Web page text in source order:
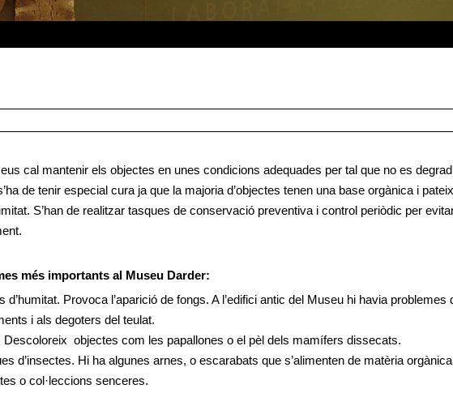
cal mantenir els objectes en unes condicions adequades per tal que no es
de tenir especial cura ja que la majoria d’objectes tenen una base orgànica i
S’han de realitzar tasques de conservació preventiva i control periòdic per
més importants al Museu Darder:
d’humitat. Provoca l’aparició de fongs. A l’edifici antic del Museu hi havia
i als degoters del teulat.
Descoloreix objectes com les papallones o el pèl dels mamífers dissecats.
d’insectes. Hi ha algunes arnes, o escarabats que s’alimenten de matèria
o col·leccions senceres.